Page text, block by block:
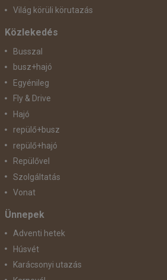
Világ körüli körutazás
Közlekedés
Busszal
busz+hajó
Egyénileg
Fly & Drive
Hajó
repülő+busz
repülő+hajó
Repülővel
Szolgáltatás
Vonat
Ünnepek
Adventi hetek
Húsvét
Karácsonyi utazás